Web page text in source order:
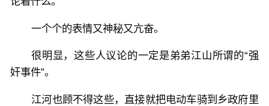
一个个的表情又神秘又亢奋。
很明显，这些人议论的一定是弟弟江山所谓的“强
奸事件”。
江河也顾不得这些，直接就把电动车骑到乡政府里